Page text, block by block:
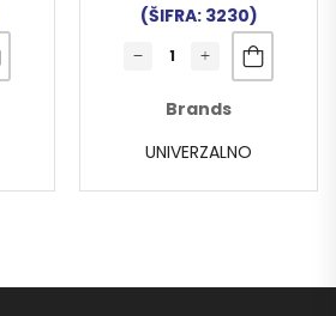
(ŠIFRA: 3230)
Brands
UNIVERZALNO